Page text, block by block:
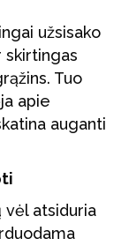
užsisako
skirtingas
Tuo
apie
auganti
vėl atsiduria